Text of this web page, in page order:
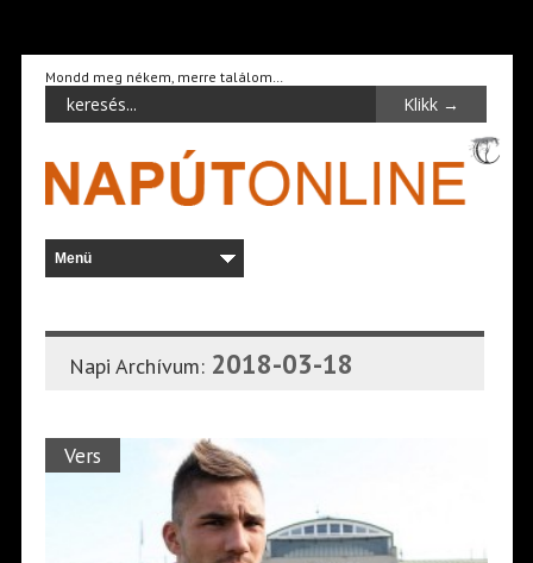
Mondd meg nékem, merre találom…
Napi Archívum: 2018-03-18
Vers